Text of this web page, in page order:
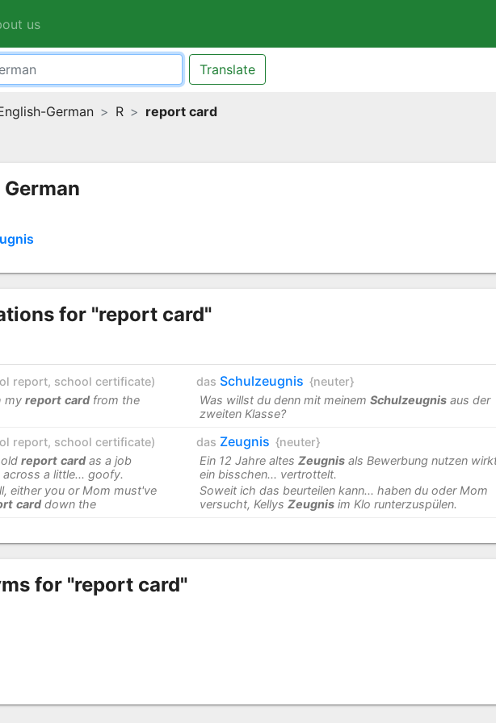
us
Translate
German R report card
for "report card"
report, school certificate) das Schulzeugnis {neuter}
my report cardfrom the
Was willst du denn mit meinem Schulzeugnisaus der
zweiten Klasse?
report, school certificate) das Zeugnis {neuter}
report cardas a job
a little... goofy.
Ein 12 Jahre altes Zeugnisals Bewerbung nutzen
ein bisschen... vertrottelt.
either you or Mom must've
carddown the
Soweit ich das beurteilen kann... haben du oder Mom
versucht, Kellys Zeugnisim Klo runterzuspülen.
for "report card"